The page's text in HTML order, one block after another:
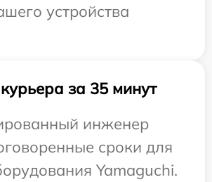
устройства
за 35 минут
инженер
сроки для
Yamaguchi.